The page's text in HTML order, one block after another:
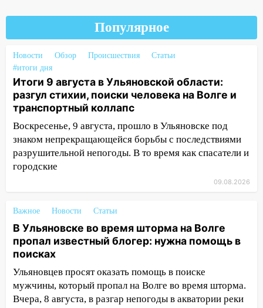
Гинеколог рассказала о том, с
какими сложностями сталкиваются
молодые мамы
13:02 Соцсети: на улице Розы
Люксембург дерево упало на
автомобиль
13:00
«Благоприятный период для
новых начинаний: гороскоп для всех
знаков зодиака на неделю с 10 по 16
августа
12:57
В Ульяновской области ожидается
крупный град
12:11
Где есть бензин в Ульяновске 9
августа: список АЗС
11:55 Соцсети: светофор упал на
машину во время сильного ливня в
Популярное
Новости Обзор Происшествия
Статьи
#итоги дня
Итоги 9 августа в Ульяновской области:
разгул стихии, поиски человека на Волге и
транспортный коллапс
Воскресенье, 9 августа, прошло в Ульяновске под
знаком непрекращающейся борьбы с последствиями
разрушительной непогоды. В то время как спасатели и
городские
09.08.2026
Важное Новости Статьи
В Ульяновске во время шторма на Волге
пропал известный блогер: нужна помощь в
поисках
Ульяновцев просят оказать помощь в поиске
мужчины, который пропал на Волге во время шторма.
Вчера, 8 августа, в разгар непогоды в акватории реки